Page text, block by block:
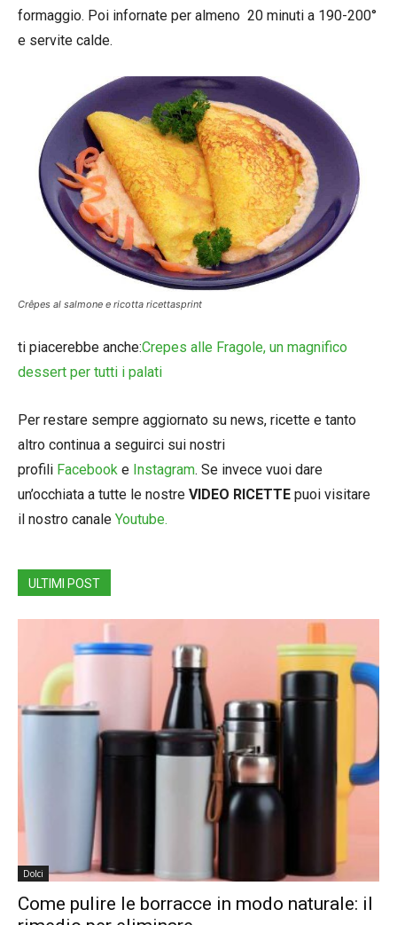
formaggio. Poi infornate per almeno 20 minuti a 190-200°
e servite calde.
Crêpes al salmone e ricotta ricettasprint
ti piacerebbe anche:Crepes alle Fragole, un magnifico
dessert per tutti i palati
Per restare sempre aggiornato su news, ricette e tanto
altro continua a seguirci sui nostri
profili Facebook e Instagram. Se invece vuoi dare
un’occhiata a tutte le nostre VIDEO RICETTE puoi visitare
il nostro canale Youtube.
ULTIMI POST
Dolci
Come pulire le borracce in modo naturale: il